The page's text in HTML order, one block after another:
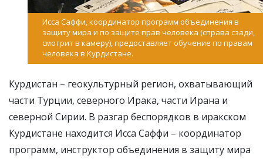
Исса Саффи, координатор программ объединения в
защиту мира и по защите прав человека (справа сзади,
смотрит в камеру), предоставляет обучение по правам
человека в Курдистане.
Курдистан – геокультурный регион, охватывающий
части Турции, северного Ирака, части Ирана и
северной Сирии. В разгар беспорядков в иракском
Курдистане находится Исса Саффи – координатор
программ, инструктор объединения в защиту мира